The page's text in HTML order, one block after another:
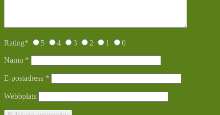
Rating* 5 4 3 2 1 0
Namn *
E-postadress *
Webbplats